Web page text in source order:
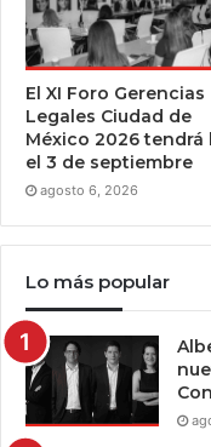
El XI Foro Gerencias
Legales Ciudad de
México 2026 tendrá
el 3 de septiembre
agosto 6, 2026
Lo más popular